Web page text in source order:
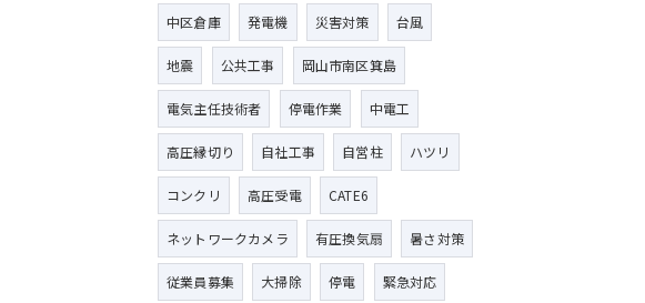
中区倉庫 発電機 災害対策 台風
地震 公共工事 岡山市南区箕島
電気主任技術者 停電作業 中電工
高圧縁切り 自社工事 自営柱 ハツリ
コンクリ 高圧受電 CATE6
ネットワークカメラ 有圧換気扇 暑さ対策
従業員募集 大掃除 停電 緊急対応